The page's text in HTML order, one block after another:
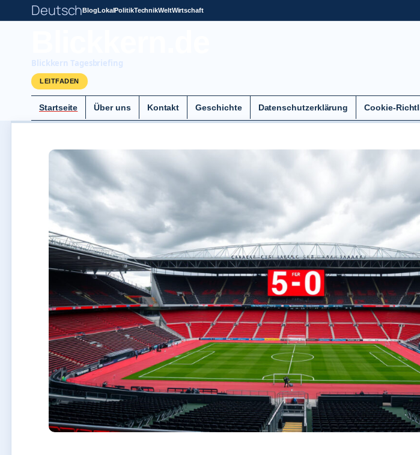
DeutschBlogLokalPolitikTechnikWeltWirtschaft
Blickkern Tagesbriefing
LEITFADEN
Startseite Über uns Kontakt Geschichte Datenschutzerklärung Cookie-